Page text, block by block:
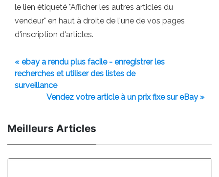
le lien étiqueté "Afficher les autres articles du
vendeur" en haut à droite de l'une de vos pages
d'inscription d'articles.
« ebay a rendu plus facile - enregistrer les
recherches et utiliser des listes de
surveillance
Vendez votre article à un prix fixe sur eBay »
Meilleurs Articles